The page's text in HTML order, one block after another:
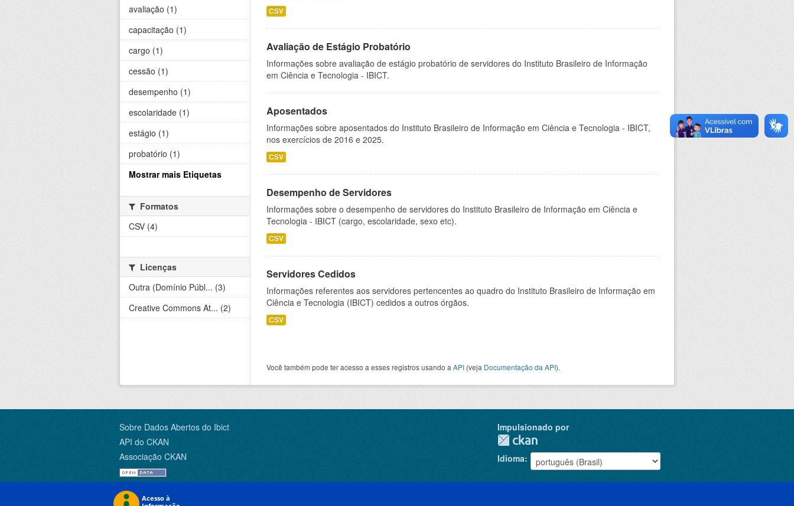
CSV
Avaliação de Estágio Probatório
Informações sobre avaliação de estágio probatório de servidores do Instituto Brasileiro de Informação
em Ciência e Tecnologia - IBICT.
Aposentados
Informações sobre aposentados do Instituto Brasileiro de Informação em Ciência e Tecnologia - IBICT,
nos exercícios de 2016 e 2025.
CSV
Desempenho de Servidores
Informações sobre o desempenho de servidores do Instituto Brasileiro de Informação em Ciência e
Tecnologia - IBICT (cargo, escolaridade, sexo etc).
CSV
Servidores Cedidos
Informações referentes aos servidores pertencentes ao quadro do Instituto Brasileiro de Informação em
Ciência e Tecnologia (IBICT) cedidos a outros órgãos.
CSV
Você também pode ter acesso a esses registros usando a API (veja Documentação da API).
avaliação (1)
capacitação (1)
cargo (1)
cessão (1)
desempenho (1)
escolaridade (1)
estágio (1)
probatório (1)
Mostrar mais Etiquetas
Formatos
CSV (4)
Licenças
Outra (Domínio Públ... (3)
Creative Commons At... (2)
Sobre Dados Abertos do Ibict
API do CKAN
Associação CKAN
Impulsionado por
Idioma